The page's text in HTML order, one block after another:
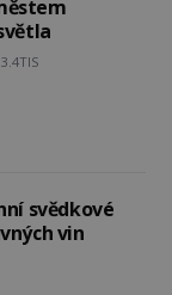
3.4TIS
svědkové
vin